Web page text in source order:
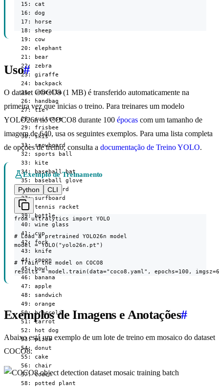
  15: cat
  16: dog
  17: horse
  18: sheep
  19: cow
  20: elephant
  21: bear
  22: zebra
  23: giraffe
  24: backpack
  25: umbrella
  26: handbag
  27: tie
  28: suitcase
  29: frisbee
  30: skis
  31: snowboard
  32: sports ball
  33: kite
  34: baseball bat
  35: baseball glove
  36: skateboard
  37: surfboard
  38: tennis racket
  39: bottle
  40: wine glass
  41: cup
  42: fork
  43: knife
  44: spoon
  45: bowl
  46: banana
  47: apple
  48: sandwich
  49: orange
  50: broccoli
  51: carrot
  52: hot dog
  53: pizza
  54: donut
  55: cake
  56: chair
  57: couch
  58: potted plant
Uso#
O dataset COCO8 (1 MB) é transferido automaticamente na
primeira vez que inicias o treino. Para treinares um modelo
YOLO26n no COCO8 durante 100 épocas com um tamanho de
imagem de 640, usa os seguintes exemplos. Para uma lista completa
de opções de treino, consulta a documentação de Treino YOLO.
Exemplo de Treinamento
Python
CLI
from ultralytics import YOLO
# Load a pretrained YOLO26n model
model = YOLO("yolo26n.pt")
# Train the model on COCO8
results = model.train(data="coco8.yaml", epochs=100,
Exemplos de Imagens e Anotações#
Abaixo está um exemplo de um lote de treino em mosaico do dataset
COCO8: